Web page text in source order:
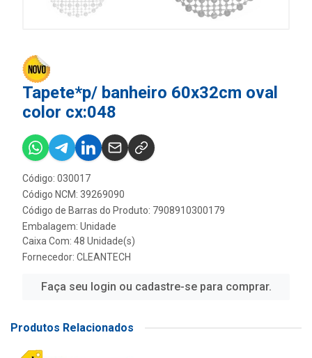
Tapete*p/ banheiro 60x32cm oval
color cx:048
Código: 030017
Código NCM: 39269090
Código de Barras do Produto: 7908910300179
Embalagem: Unidade
Caixa Com: 48 Unidade(s)
Fornecedor: CLEANTECH
Faça seu login ou cadastre-se para comprar.
Produtos Relacionados